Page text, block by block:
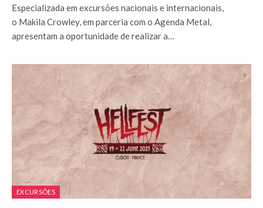
Especializada em excursões nacionais e internacionais,
o Makila Crowley, em parceria com o Agenda Metal,
apresentam a oportunidade de realizar a…
EXCURSÕES